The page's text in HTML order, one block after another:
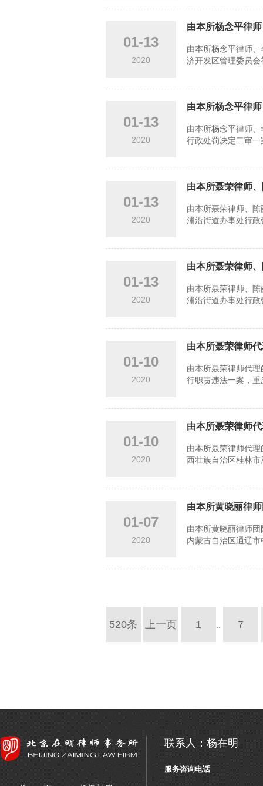
01-13
2020
由本所杨念平律
由本所杨念平律师
济开发区管理委员
01-13
2020
由本所杨念平律
由本所杨念平律师
行政处罚决定二审
01-13
2020
由本所聂荣律师
由本所聂荣律师、
浦沿街道办事处行
01-13
2020
由本所聂荣律师
由本所聂荣律师、
浦沿街道办事处行
01-10
2020
由本所聂荣律师
由本所聂荣律师代
行职责违法一案，
01-10
2020
由本所聂荣律师
由本所聂荣律师代
西壮族自治区桂林
01-07
2020
由本所黄晓丽律
由本所黄晓丽律师
内蒙古自治区通辽
520条 上一页 1 7
联系人：杨在明
服务咨询电话